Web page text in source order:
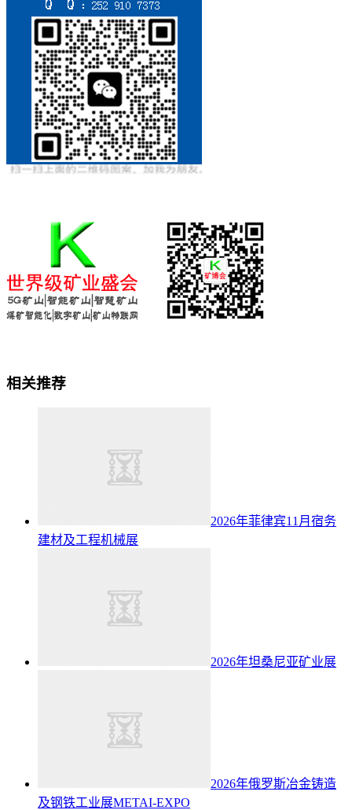
相关推荐
2026年菲律宾11月宿务
建材及工程机械展
2026年坦桑尼亚矿业展
2026年俄罗斯冶金铸造
及钢铁工业展METAI-EXPO